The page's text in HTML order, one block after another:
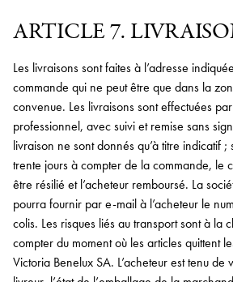
ARTICLE 7.
Les livraisons sont faites à l’adresse
commande qui ne peut être que dans la
convenue. Les livraisons sont effectuées
professionnel, avec suivi et remise sans
livraison ne sont donnés qu’à titre indicatif
trente jours à compter de la commande, le
être résilié et l’acheteur remboursé. La
pourra fournir par e-mail à l’acheteur le
colis. Les risques liés au transport sont à la
compter du moment où les articles quittent
Victoria Benelux SA. L’acheteur est tenu